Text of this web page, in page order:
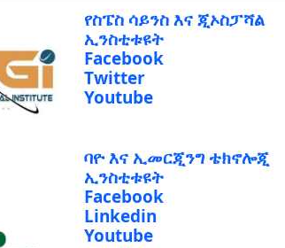
የስፔስ ሳይንስ እና ጂኦስፓሻል
ኢንስቲቱዩት
Facebook
Twitter
Youtube
ባዮ እና ኢመርጂንግ ቴክኖሎጂ
ኢንስቲቱዩት
Facebook
Linkedin
Youtube